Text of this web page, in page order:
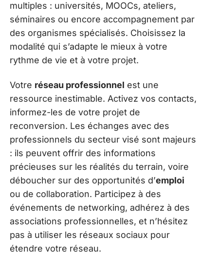
multiples : universités, MOOCs, ateliers,
séminaires ou encore accompagnement par
des organismes spécialisés. Choisissez la
modalité qui s’adapte le mieux à votre
rythme de vie et à votre projet.
Votre réseau professionnel est une
ressource inestimable. Activez vos contacts,
informez-les de votre projet de
reconversion. Les échanges avec des
professionnels du secteur visé sont majeurs
: ils peuvent offrir des informations
précieuses sur les réalités du terrain, voire
déboucher sur des opportunités d’emploi
ou de collaboration. Participez à des
événements de networking, adhérez à des
associations professionnelles, et n’hésitez
pas à utiliser les réseaux sociaux pour
étendre votre réseau.